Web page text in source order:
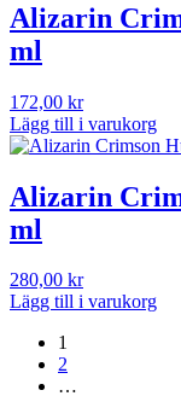
Alizarin
ml
172,00 kr
Lägg till i varukorg
Alizarin
ml
280,00 kr
Lägg till i varukorg
1
2
…